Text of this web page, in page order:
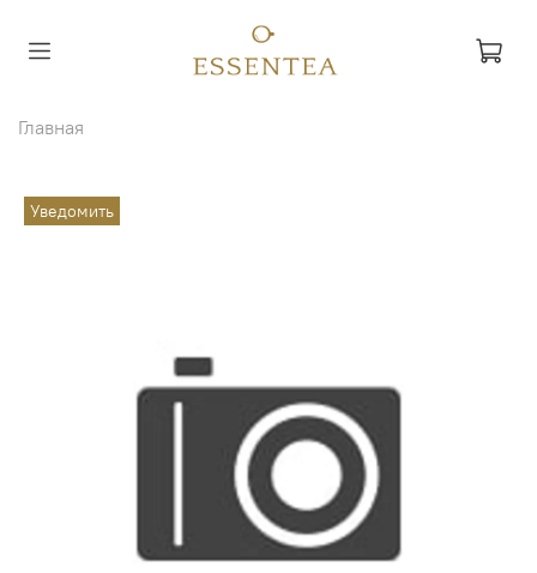
Главная
Уведомить